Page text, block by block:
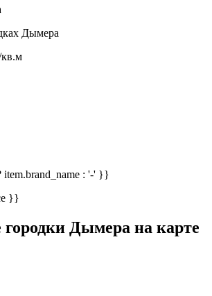
Дымера
item.brand_name : '-' }}
}}
Дымера на карте